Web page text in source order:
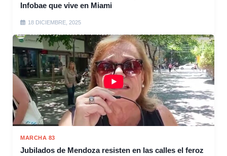
Infobae que vive en Miami
18 DICIEMBRE, 2025
MARCHA 83
Jubilados de Mendoza resisten en las calles el feroz